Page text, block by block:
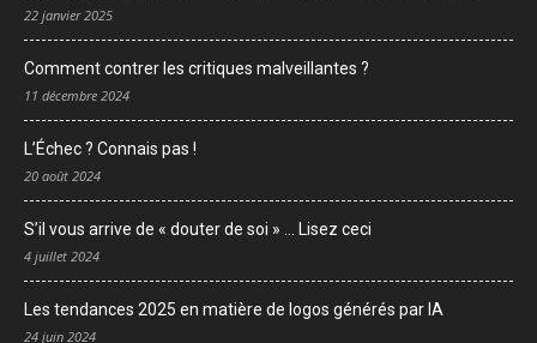
22 janvier 2025
Comment contrer les critiques malveillantes ?
11 décembre 2024
L’Échec ? Connais pas !
20 août 2024
S’il vous arrive de « douter de soi » … Lisez ceci
4 juillet 2024
Les tendances 2025 en matière de logos générés par IA
24 juin 2024